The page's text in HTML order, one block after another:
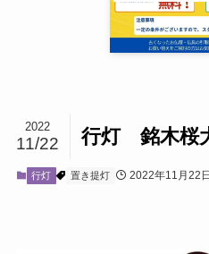
行灯 銘木桜
2022
11/22
行灯 置き提灯 2022年11月22日